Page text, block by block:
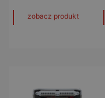
zobacz produkt